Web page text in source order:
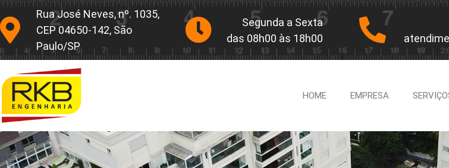
Rua José Neves, nº. 1035,
CEP 04650-142, São
Paulo/SP
Segunda a Sexta
das 08h00 às 18h00
HOME EMPRESA